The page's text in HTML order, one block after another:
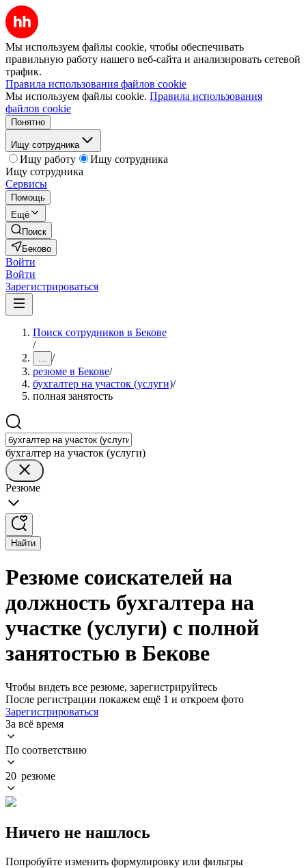
Мы используем файлы cookie, чтобы обеспечивать
правильную работу нашего веб-сайта и анализировать сетевой
трафик.
Правила использования файлов cookie
Мы используем файлы cookie. Правила использования
файлов cookie
Понятно
Ищу сотрудника
Ищу работу
Ищу сотрудника
Ищу сотрудника
Сервисы
Помощь
Ещё
Поиск
Беково
Войти
Войти
Зарегистрироваться
Поиск сотрудников в Бекове
/
... /
резюме в Бекове/
бухгалтер на участок (услуги)/
полная занятость
бухгалтер на участок (услуги)
Резюме
Найти
Резюме соискателей на
должность бухгалтера на
участке (услуги) с полной
занятостью в Бекове
Чтобы видеть все резюме, зарегистрируйтесь
После регистрации покажем ещё 1 и откроем фото
Зарегистрироваться
За всё время
По соответствию
20 резюме
Ничего не нашлось
Попробуйте изменить формулировку или фильтры